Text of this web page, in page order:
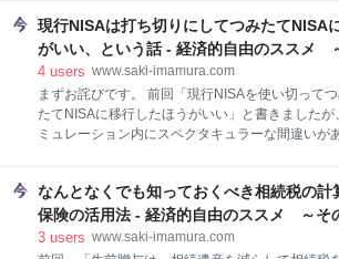
と読んでいってください。 Amazon（AMZN） ア
ン本社ツアー（ガイド付き） アマゾン本社ツアー
声ガイド） The Spheres Discovery a
りたいこともやろうと思っています。 しかし、2
中は、ああこれブログに書いておきたいなと思う
もたくさんあったんですが、どれも思っただけでど
かに流れていってしまいましたねー。 思った時に
とアウトプットしないとダメですね……。 そんな
一応たまに思い出してやっていたことは2018年の
書きます。 今までの寄付状況 2018年の目標 ここ
の寄付先 ここまでの時点での感想 自分のことを知
っかけになる 寄付は投資に似ている 自分も頑張
現行NISAは打ち切りにしてつみたてNISA
がいい、という話 - 経済的自由のススメ
4 users www.saki-imamura.com
まずお詫びです。 前回「現行NISAを使い切って
たてNISAに移行したほうがいい」と書きましたが
ミュレーション内にスペクタキュラーな間違いが
った情報を出してスミマセン。 間違ったことを言
しまったこともそうですが、「大きい非課税枠使
ったほうがいいんじゃない？」という予想が当たっ
と思ったらやっぱりハズレていた、そして、せっ
なんとなくでも知っておくべき相続税の計
保険の活用法 - 経済的自由のススメ ～そ
3 users www.saki-imamura.com